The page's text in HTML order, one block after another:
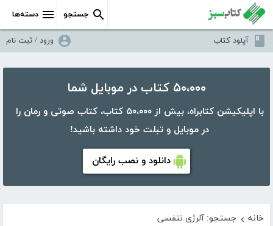
دسته‌ها جستجو
آپلود کتاب ورود / ثبت نام
۵۰،۰۰۰ کتاب در موبایل شما
با اپلیکیشن کتابراه، بیش از ۵۰،۰۰۰ کتاب، کتاب صوتی و رمان را
در موبایل و تبلت خود داشته باشید!
دانلود و نصب رایگان
خانه › جستجو: آلرژی تنفسی